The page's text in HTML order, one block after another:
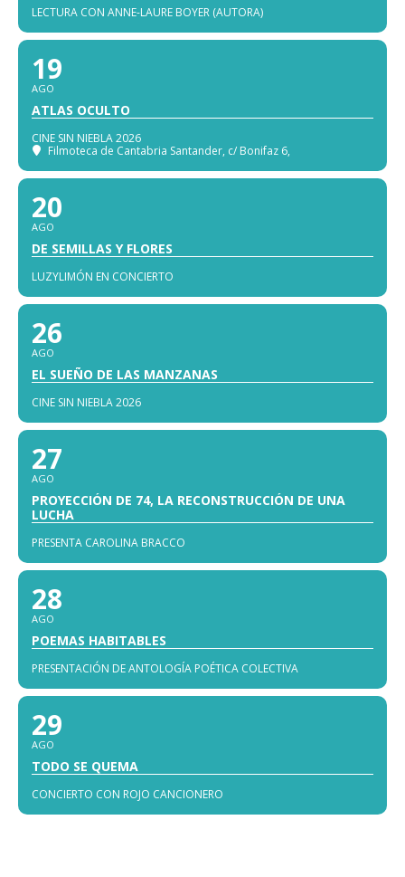
LECTURA CON ANNE-LAURE BOYER (AUTORA)
19
AGO
ATLAS OCULTO
CINE SIN NIEBLA 2026
Filmoteca de Cantabria Santander, c/ Bonifaz 6,
20
AGO
DE SEMILLAS Y FLORES
LUZYLIMÓN EN CONCIERTO
26
AGO
EL SUEÑO DE LAS MANZANAS
CINE SIN NIEBLA 2026
27
AGO
PROYECCIÓN DE 74, LA RECONSTRUCCIÓN DE UNA
LUCHA
PRESENTA CAROLINA BRACCO
28
AGO
POEMAS HABITABLES
PRESENTACIÓN DE ANTOLOGÍA POÉTICA COLECTIVA
29
AGO
TODO SE QUEMA
CONCIERTO CON ROJO CANCIONERO